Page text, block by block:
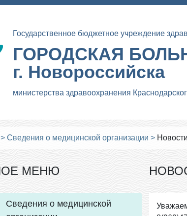
Государственное бюджетное учреждение
ГОРОДСКАЯ
г. Новороссийска
министерства здравоохранения
> Сведения о медицинской организации > Новости
МЕНЮ
Сведения о медицинской